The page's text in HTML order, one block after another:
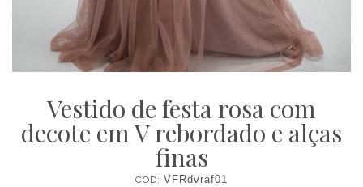
Vestido de festa rosa com
decote em V rebordado e alças
finas
COD: VFRdvraf01